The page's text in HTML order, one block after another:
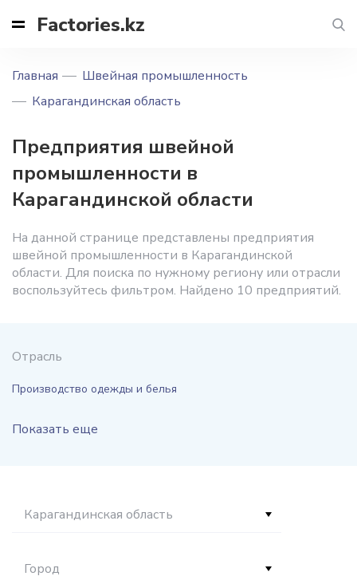
Factories.kz
Главная
Швейная промышленность
Карагандинская область
Предприятия швейной
промышленности в
Карагандинской области
На данной странице представлены предприятия
швейной промышленности в Карагандинской
области. Для поиска по нужному региону или отрасли
воспользуйтесь фильтром. Найдено 10 предприятий.
Отрасль
Производство одежды и белья
Показать еще
Карагандинская область
Город